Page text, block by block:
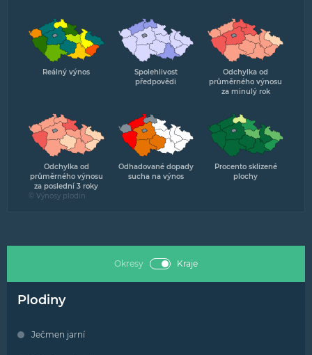
Reálný výnos
Spolehlivost
předpovědi
Odchylka od
průměrného výnosu
za minulý rok
Odchylka od
průměrného výnosu
za poslední 3 roky
Odhadované dopady
sucha na výnos
Procento sklizené
plochy
© Výnosy plodin
Okresy Kraje
Plodiny
Ječmen jarní